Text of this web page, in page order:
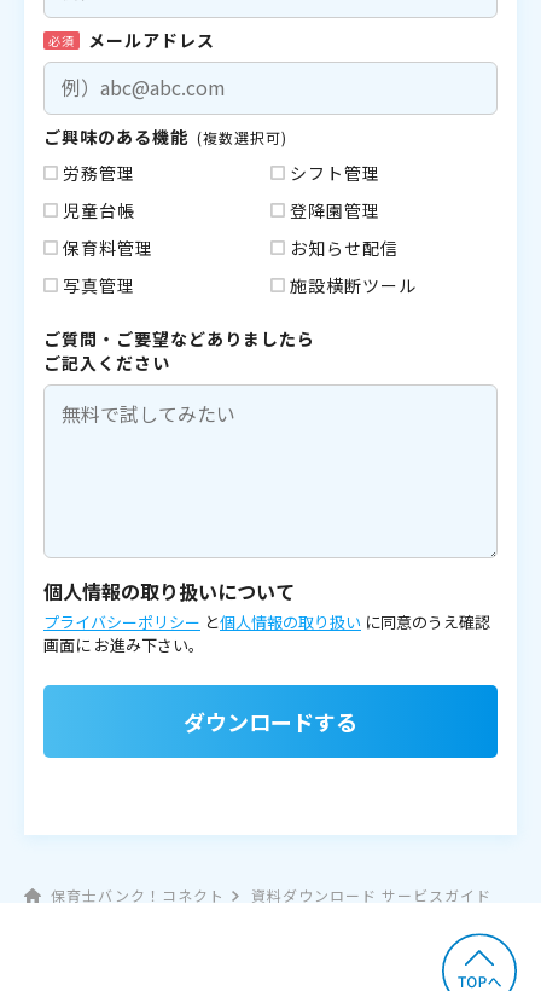
必須 メールアドレス
ご興味のある機能 (複数選択可)
労務管理
シフト管理
児童台帳
登降園管理
保育料管理
お知らせ配信
写真管理
施設横断ツール
ご質問・ご要望などありましたら
ご記入ください
個人情報の取り扱いについて
プライバシーポリシー と個人情報の取り扱い に同意のうえ確認
画面に お進み下さい。
ダウンロードする
保育士バンク！コネクト 資料ダウンロード サービスガイド